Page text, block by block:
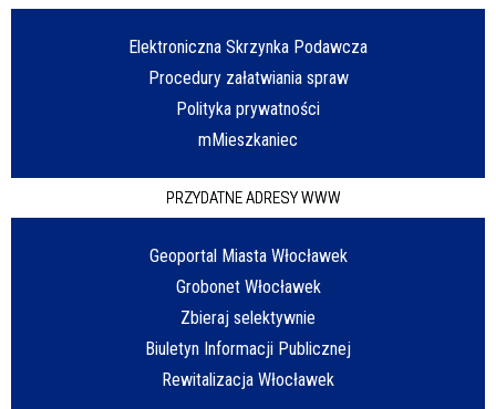
Elektroniczna Skrzynka Podawcza
Procedury załatwiania spraw
Polityka prywatności
mMieszkaniec
PRZYDATNE ADRESY WWW
Geoportal Miasta Włocławek
Grobonet Włocławek
Zbieraj selektywnie
Biuletyn Informacji Publicznej
Rewitalizacja Włocławek